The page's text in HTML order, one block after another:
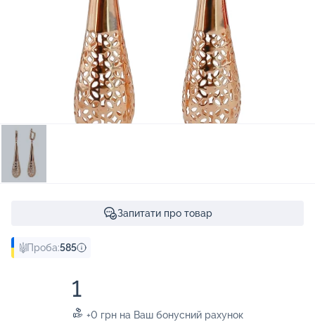
Запитати про товар
Проба:585
1
+0 грн на Ваш бонусний рахунок